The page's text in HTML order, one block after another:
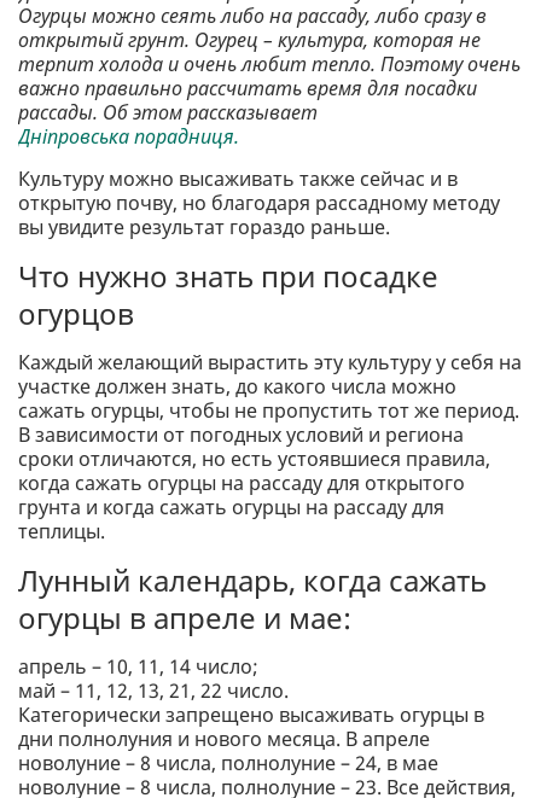
Огурцы можно сеять либо на рассаду, либо сразу в
открытый грунт. Огурец – культура, которая не
терпит холода и очень любит тепло. Поэтому очень
важно правильно рассчитать время для посадки
рассады. Об этом рассказывает
Дніпровська порадниця.
Культуру можно высаживать также сейчас и в
открытую почву, но благодаря рассадному методу
вы увидите результат гораздо раньше.
Что нужно знать при посадке
огурцов
Каждый желающий вырастить эту культуру у себя на
участке должен знать, до какого числа можно
сажать огурцы, чтобы не пропустить тот же период.
В зависимости от погодных условий и региона
сроки отличаются, но есть устоявшиеся правила,
когда сажать огурцы на рассаду для открытого
грунта и когда сажать огурцы на рассаду для
теплицы.
Лунный календарь, когда сажать
огурцы в апреле и мае:
апрель – 10, 11, 14 число;
май – 11, 12, 13, 21, 22 число.
Категорически запрещено высаживать огурцы в
дни полнолуния и нового месяца. В апреле
новолуние – 8 числа, полнолуние – 24, в мае
новолуние – 8 числа, полнолуние – 23. Все действия,